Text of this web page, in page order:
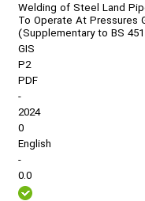
Welding of Steel Land
To Operate At Pressures
(Supplementary to BS
GIS
P2
PDF
-
2024
0
English
-
0.0